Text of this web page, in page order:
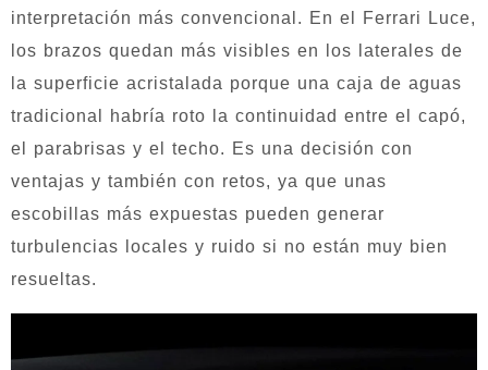
interpretación más convencional. En el Ferrari Luce,
los brazos quedan más visibles en los laterales de
la superficie acristalada porque una caja de aguas
tradicional habría roto la continuidad entre el capó,
el parabrisas y el techo. Es una decisión con
ventajas y también con retos, ya que unas
escobillas más expuestas pueden generar
turbulencias locales y ruido si no están muy bien
resueltas.